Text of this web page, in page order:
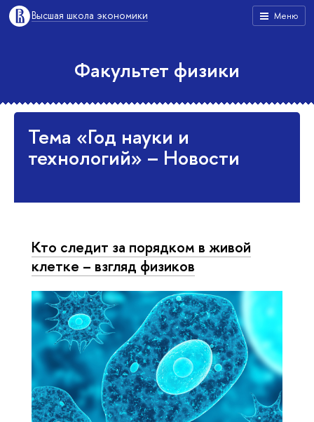
Меню
Высшая школа экономики
Факультет физики
Тема «Год науки и
технологий» – Новости
Кто следит за порядком в живой
клетке – взгляд физиков